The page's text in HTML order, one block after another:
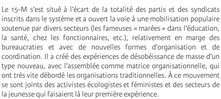
Le 15-M s’est situé à l’écart de la totalité des partis et des syndicats
inscrits dans le système et a ouvert la voie à une mobilisation populaire
soutenue par divers secteurs (les fameuses « marées » dans l’éducation,
la santé, chez les fonctionnaires, etc.), relativement en marge des
bureaucraties et avec de nouvelles formes d’organisation et de
coordination. Il a créé des expériences de désobéissance de masse d’un
type nouveau, avec l’assemblée comme matrice organisationnelle, qui
ont très vite débordé les organisations traditionnelles. À ce mouvement
se sont joints des activistes écologistes et féministes et des secteurs de
la jeunesse qui faisaient là leur première expérience.